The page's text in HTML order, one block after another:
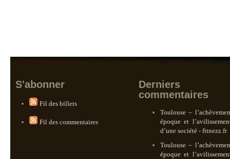
S'abonner
Fil des billets
Fil des commentaires
Derniers
commentaires
Toulouse –
époque et
d’une société - fitnezz.fr
Toulouse –
époque et